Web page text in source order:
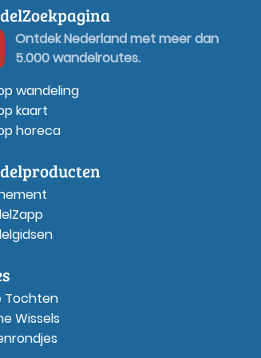
Ontdek Nederland met meer dan
5.000 wandelroutes.
wandeling
kaart
horeca
Tochten
Wissels